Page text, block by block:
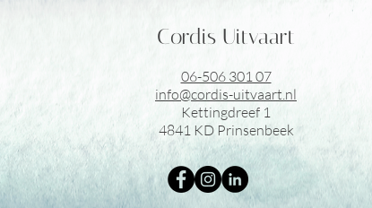
Cordis Uitvaart
06-506 301 07
info@cordis-uitvaart.nl
Kettingdreef 1
4841 KD Prinsenbeek